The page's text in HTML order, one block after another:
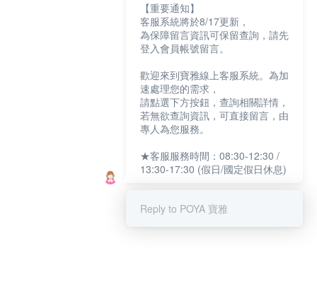
【重要通知】
客服系統將於8/17更新，
為保障留言資訊可保留查詢，請先
登入會員帳號留言。
歡迎來到寶雅線上客服系統。為加
速處理您的需求，
請點選下方按鈕，查詢相關詳情，
若無欲查詢資訊，可直接留言，由
專人為您服務。
★客服服務時間：08:30-12:30 /
13:30-17:30 (假日/國定假日休息)
Reply to POYA 寶雅